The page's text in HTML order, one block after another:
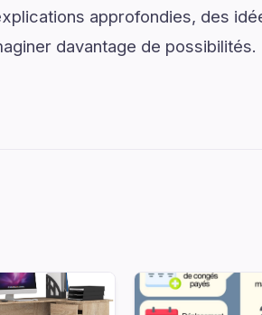
approfondies, des
davantage de possibilités.